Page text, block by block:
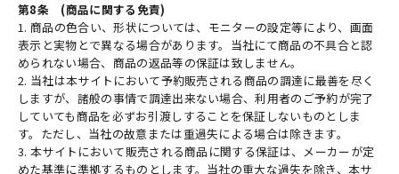
第8条 (商品に関する免責)
1. 商品の色合い、形状については、モニターの設定等により、画面
表示と実物とで異なる場合があります。当社にて商品の不具合と認
められない場合、商品の返品等の保証は致しません。
2. 当社は本サイトにおいて予約販売される商品の調達に最善を尽く
しますが、諸般の事情で調達出来ない場合、利用者のご予約が完了
していても商品を必ずお引渡しすることを保証しないものとしま
す。ただし、当社の故意または重過失による場合は除きます。
3. 本サイトにおいて販売される商品に関する保証は、メーカーが定
めた基準に準拠するものとします。当社の重大な過失を除き、本サ